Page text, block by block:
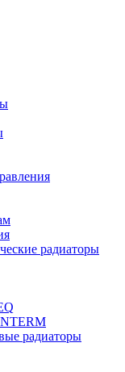
радиаторы
радиаторы